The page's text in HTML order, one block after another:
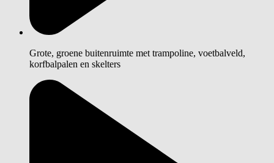
Grote, groene buitenruimte met trampoline, voetbalveld,
korfbalpalen en skelters